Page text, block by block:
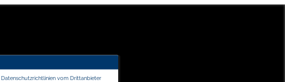
Datenschutzrichtlinien vom Drittanbieter